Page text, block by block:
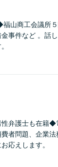
山商工会議所
事件など 。話
弁護士も在籍◆
者問題、企業
応えします。